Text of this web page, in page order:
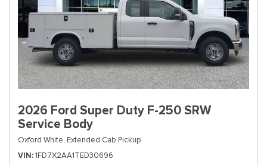
2026 Ford Super Duty F-250 SRW
Service Body
Oxford White, Extended Cab Pickup
VIN 1FD7X2AA1TED30696